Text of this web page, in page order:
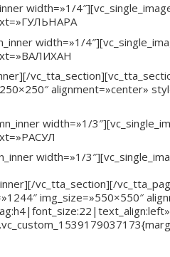
width=»1/
width=»1/
alignment=»center»
width=»1/
width=»1/
vc_tta_section][/
img_size=»550×550″